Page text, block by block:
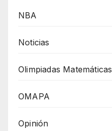
NBA
Noticias
Olimpiadas Matemáticas
OMAPA
Opinión